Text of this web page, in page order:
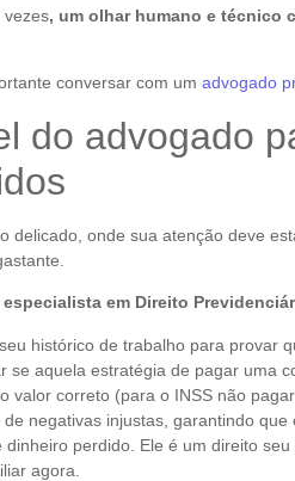
vezes, um olhar humano e técnico
conversar com um advogado
do advogado
delicado, onde sua atenção deve
em Direito
histórico de trabalho para provar
se aquela estratégia de pagar uma
valor correto (para o INSS não
de negativas injustas, garantindo que
dinheiro perdido. Ele é um direito
agora.